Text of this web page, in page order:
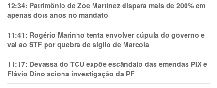
12:34: Patrimônio de Zoe Martínez dispara mais de 200% em
apenas dois anos no mandato
11:41: Rogério Marinho tenta envolver cúpula do governo e
vai ao STF por quebra de sigilo de Marcola
11:17: Devassa do TCU expõe escândalo das emendas PIX e
Flávio Dino aciona investigação da PF